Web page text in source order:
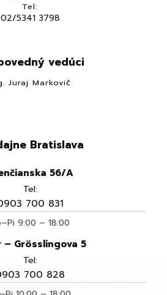
Tel:
02/5341 3798
vedúci
Juraj Markovič
Bratislava
56/A
Tel:
700 831
9:00 – 18:00
– Grösslingova 5
Tel:
700 828